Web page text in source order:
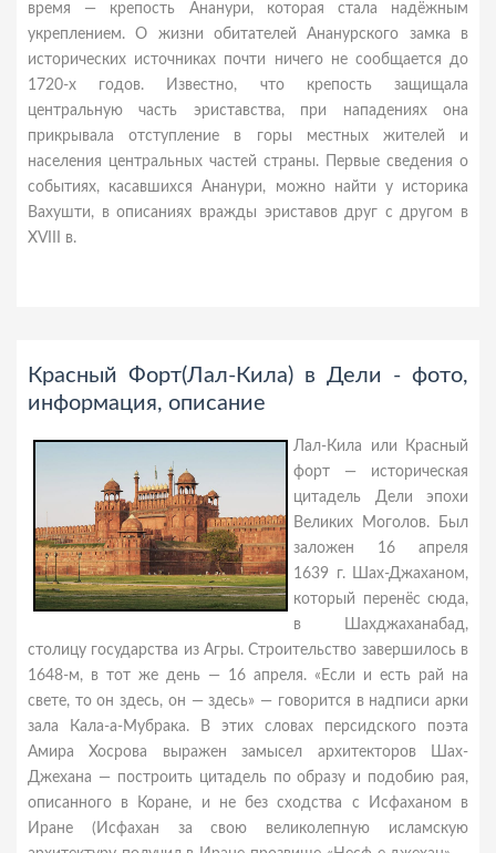
время — крепость Ананури, которая стала надёжным
укреплением. О жизни обитателей Ананурского замка в
исторических источниках почти ничего не сообщается до
1720-х годов. Известно, что крепость защищала
центральную часть эриставства, при нападениях она
прикрывала отступление в горы местных жителей и
населения центральных частей страны. Первые сведения о
событиях, касавшихся Ананури, можно найти у историка
Вахушти, в описаниях вражды эриставов друг с другом в
XVIII в.
Красный Форт(Лал-Кила) в Дели - фото,
информация, описание
Лал-Кила или Красный
форт — историческая
цитадель Дели эпохи
Великих Моголов. Был
заложен 16 апреля
1639 г. Шах-Джаханом,
который перенёс сюда,
в Шахджаханабад,
столицу государства из Агры. Строительство завершилось в
1648-м, в тот же день — 16 апреля. «Если и есть рай на
свете, то он здесь, он — здесь» — говорится в надписи арки
зала Кала-а-Мубрака. В этих словах персидского поэта
Амира Хосрова выражен замысел архитекторов Шах-
Джехана — построить цитадель по образу и подобию рая,
описанного в Коране, и не без сходства с Исфаханом в
Иране (Исфахан за свою великолепную исламскую